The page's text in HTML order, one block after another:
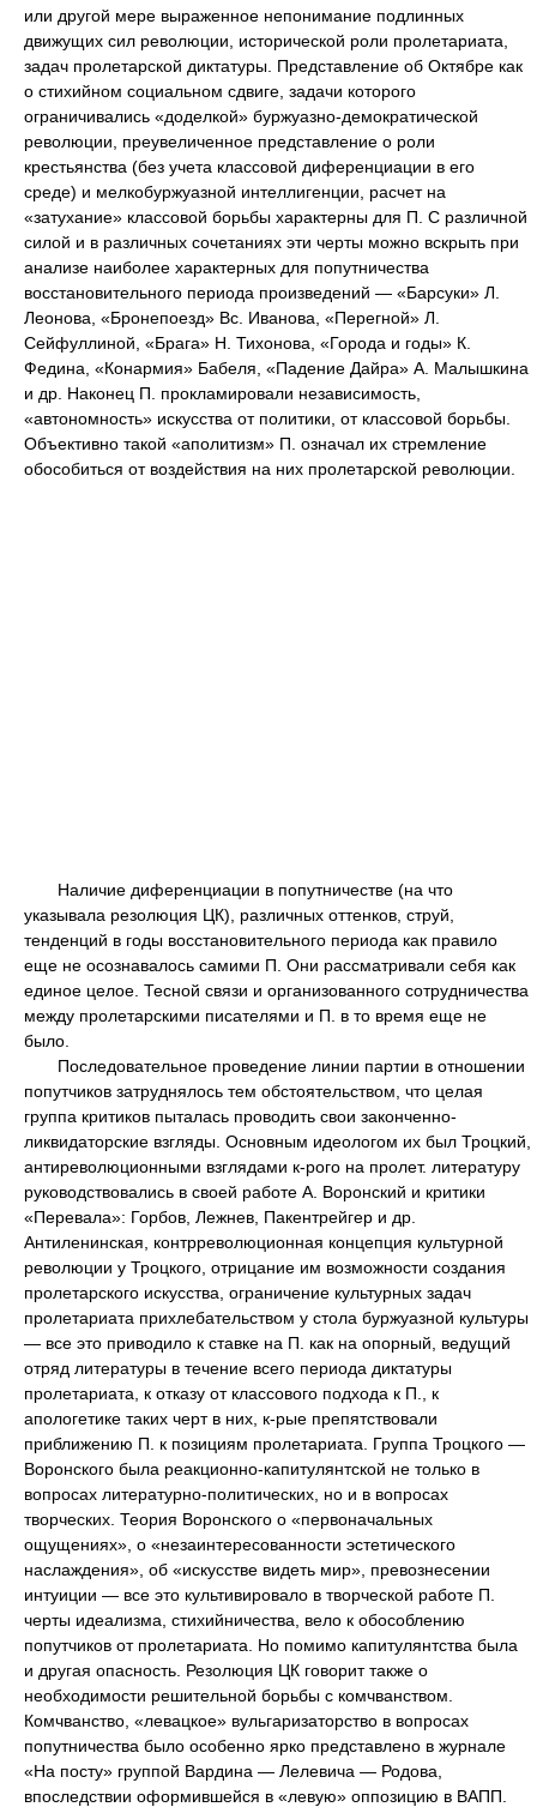
или другой мере выраженное непонимание подлинных
движущих сил революции, исторической роли пролетариата,
задач пролетарской диктатуры. Представление об Октябре как
о стихийном социальном сдвиге, задачи которого
ограничивались «доделкой» буржуазно-демократической
революции, преувеличенное представление о роли
крестьянства (без учета классовой диференциации в его
среде) и мелкобуржуазной интеллигенции, расчет на
«затухание» классовой борьбы характерны для П. С различной
силой и в различных сочетаниях эти черты можно вскрыть при
анализе наиболее характерных для попутничества
восстановительного периода произведений — «Барсуки» Л.
Леонова, «Бронепоезд» Вс. Иванова, «Перегной» Л.
Сейфуллиной, «Брага» Н. Тихонова, «Города и годы» К.
Федина, «Конармия» Бабеля, «Падение Дайра» А. Малышкина
и др. Наконец П. прокламировали независимость,
«автономность» искусства от политики, от классовой борьбы.
Объективно такой «аполитизм» П. означал их стремление
обособиться от воздействия на них пролетарской революции.
Наличие диференциации в попутничестве (на что
указывала резолюция ЦК), различных оттенков, струй,
тенденций в годы восстановительного периода как правило
еще не осознавалось самими П. Они рассматривали себя как
единое целое. Тесной связи и организованного сотрудничества
между пролетарскими писателями и П. в то время еще не
было.
Последовательное проведение линии партии в отношении
попутчиков затруднялось тем обстоятельством, что целая
группа критиков пыталась проводить свои законченно-
ликвидаторские взгляды. Основным идеологом их был Троцкий,
антиреволюционными взглядами к-рого на пролет. литературу
руководствовались в своей работе А. Воронский и критики
«Перевала»: Горбов, Лежнев, Пакентрейгер и др.
Антиленинская, контрреволюционная концепция культурной
революции у Троцкого, отрицание им возможности создания
пролетарского искусства, ограничение культурных задач
пролетариата прихлебательством у стола буржуазной культуры
— все это приводило к ставке на П. как на опорный, ведущий
отряд литературы в течение всего периода диктатуры
пролетариата, к отказу от классового подхода к П., к
апологетике таких черт в них, к-рые препятствовали
приближению П. к позициям пролетариата. Группа Троцкого —
Воронского была реакционно-капитулянтской не только в
вопросах литературно-политических, но и в вопросах
творческих. Теория Воронского о «первоначальных
ощущениях», о «незаинтересованности эстетического
наслаждения», об «искусстве видеть мир», превознесении
интуиции — все это культивировало в творческой работе П.
черты идеализма, стихийничества, вело к обособлению
попутчиков от пролетариата. Но помимо капитулянтства была
и другая опасность. Резолюция ЦК говорит также о
необходимости решительной борьбы с комчванством.
Комчванство, «левацкое» вульгаризаторство в вопросах
попутничества было особенно ярко представлено в журнале
«На посту» группой Вардина — Лелевича — Родова,
впоследствии оформившейся в «левую» оппозицию в ВАПП.